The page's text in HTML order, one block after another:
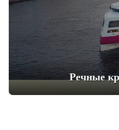
Речные